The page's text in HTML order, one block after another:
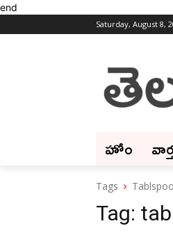
end
Saturday, August 8,
హోం
Tags
Tag: